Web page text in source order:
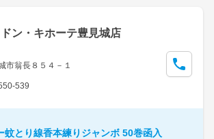
ン・キホーテ豊見城店
市翁長８５４－１
539
蚊とり線香本練りジャンボ 50巻函入